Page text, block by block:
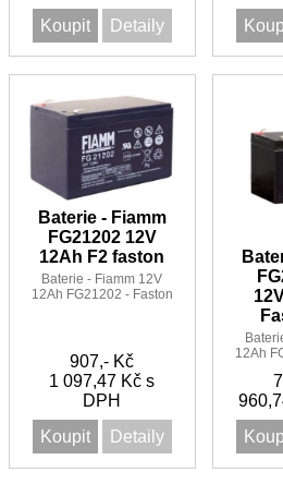
Koupit
Detaily
Baterie - Fiamm
FG21202 12V
12Ah F2 faston
Baterie - Fiamm 12V
12Ah FG21202 - Faston
907,- Kč
1 097,47 Kč s
DPH
Koupit
Detaily
12Ah